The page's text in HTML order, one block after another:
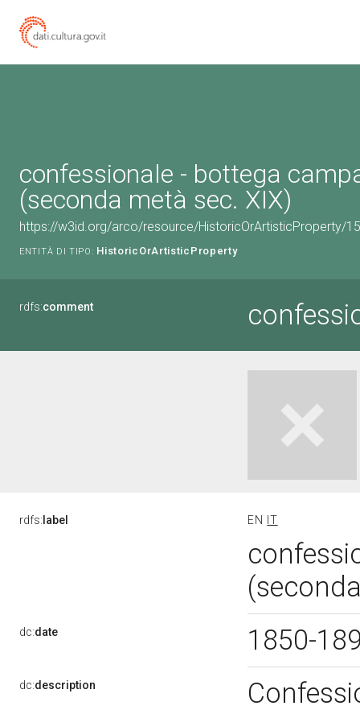
confessionale - bottega
(seconda metà sec. XIX)
https://w3id.org/arco/resource/HistoricOrArtisticProperty/
ENTITÀ DI TIPO: HistoricOrArtisticProperty
rdfs:comment
rdfs: label EN IT
dc:date 1850-
dc:description